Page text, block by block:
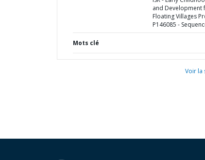
and Development
Floating Villages
P146085 -
Mots clé
Voir la